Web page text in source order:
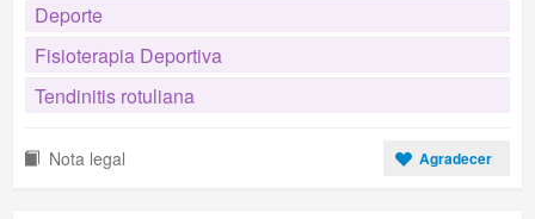
Deporte
Fisioterapia Deportiva
Tendinitis rotuliana
Nota legal Agradecer